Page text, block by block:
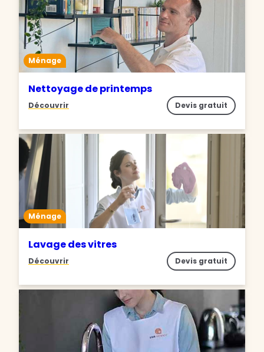
Ménage
Nettoyage de printemps
Découvrir Devis gratuit
Ménage
Lavage des vitres
Découvrir Devis gratuit